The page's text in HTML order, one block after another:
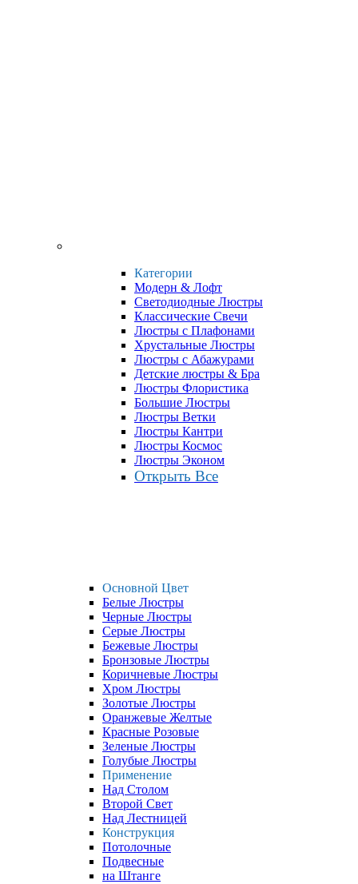
Категории
Модерн & Лофт
Светодиодные Люстры
Классические Свечи
Люстры с Плафонами
Хрустальные Люстры
Люстры с Абажурами
Детские люстры & Бра
Люстры Флористика
Большие Люстры
Люстры Ветки
Люстры Кантри
Люстры Космос
Люстры Эконом
Открыть Все
Основной Цвет
Белые Люстры
Черные Люстры
Серые Люстры
Бежевые Люстры
Бронзовые Люстры
Коричневые Люстры
Хром Люстры
Золотые Люстры
Оранжевые Желтые
Красные Розовые
Зеленые Люстры
Голубые Люстры
Применение
Над Столом
Второй Свет
Над Лестницей
Конструкция
Потолочные
Подвесные
на Штанге